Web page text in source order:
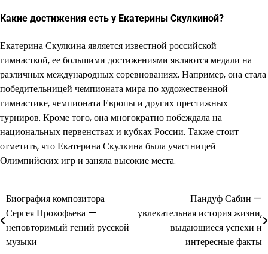
Какие достижения есть у Екатерины Скулкиной?
Екатерина Скулкина является известной российской
гимнасткой, ее большими достижениями являются медали на
различных международных соревнованиях. Например, она стала
победительницей чемпионата мира по художественной
гимнастике, чемпионата Европы и других престижных
турниров. Кроме того, она многократно побеждала на
национальных первенствах и кубках России. Также стоит
отметить, что Екатерина Скулкина была участницей
Олимпийских игр и заняла высокие места.
Навигация
по
записям
Биография композитора
Сергея Прокофьева —
неповторимый гений русской
музыки
Пандуф Сабин —
увлекательная история жизни,
выдающиеся успехи и
интересные факты